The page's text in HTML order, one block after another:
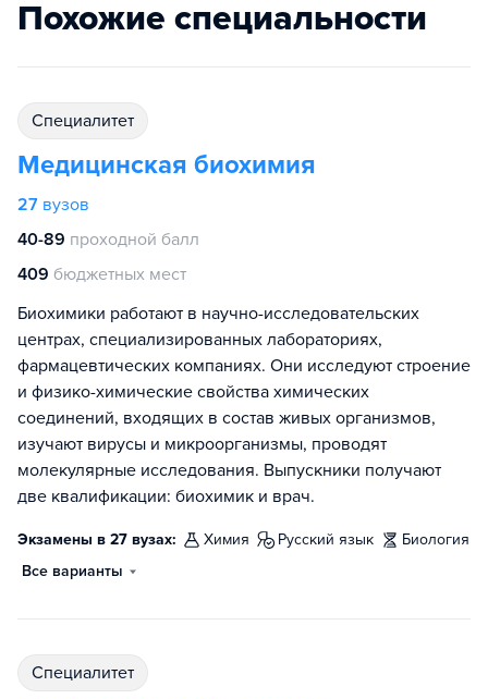
Похожие специальности
специалитет
Медицинская биохимия
27 вузов
40-89 проходной балл
409 бюджетных мест
Биохимики работают в научно-исследовательских
центрах, специализированных лабораториях,
фармацевтических компаниях. Они исследуют строение
и физико-химические свойства химических
соединений, входящих в состав живых организмов,
изучают вирусы и микроорганизмы, проводят
молекулярные исследования. Выпускники получают
две квалификации: биохимик и врач.
Экзамены в 27 вузах: химия русский язык
биология
Все варианты
специалитет